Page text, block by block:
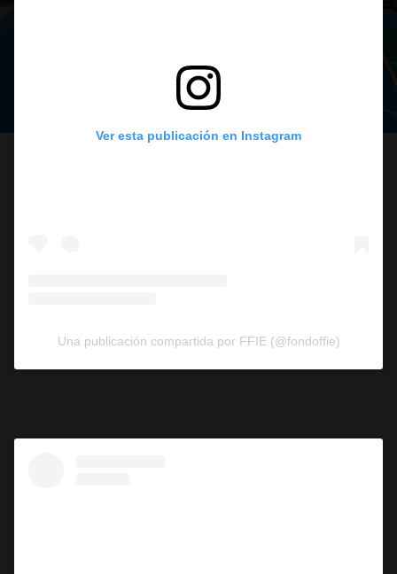
Ver esta publicación en Instagram
Una publicación compartida por FFIE (@fondoffie)